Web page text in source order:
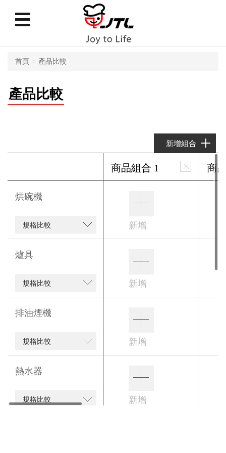
首頁 產品比較
產品比較
新增組合
商品組合 1 商
烘碗機
規格比較 新增
爐具
規格比較 新增
排油煙機
規格比較 新增
熱水器
規格比較 新增